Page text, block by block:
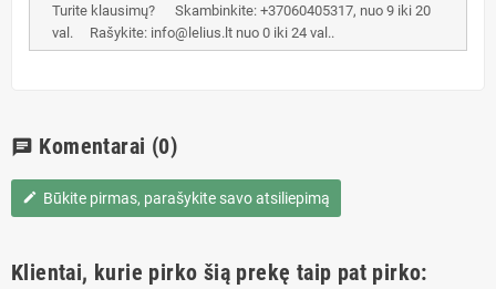
Turite klausimų? Skambinkite: +37060405317, nuo 9 iki 20
val. Rašykite: info@lelius.lt nuo 0 iki 24 val..
chat Komentarai (0)
edit Būkite pirmas, parašykite savo atsiliepimą
Klientai, kurie pirko šią prekę taip pat pirko: